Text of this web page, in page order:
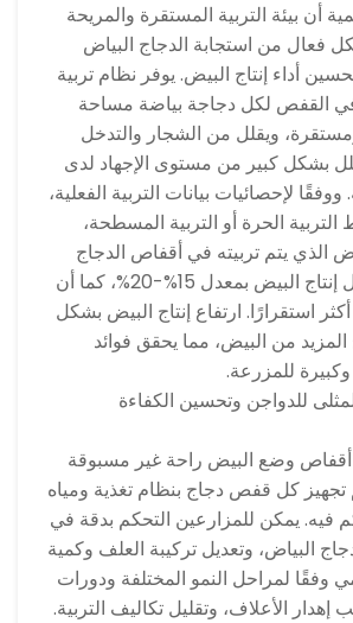
أن بيئة التربية المستقرة والمريحة
فعال من استجابة الدجاج البياض
أداء إنتاج البيض. يوفر نظام تربية
في القفص لكل دجاجة بياضة مساحة
ويقلل من الشجار والتدخل
بشكل كبير من مستوى الإجهاد لدى
لإحصائيات بيانات التربية الفعلية،
التربية الحرة أو التربية المسطحة،
الذي يتم تربيته في أقفاص الدجاج
البياض زيادة معدل إنتاج البيض بمعدل 15%-20%، كما أن
استقرارًا. ارتفاع إنتاج البيض بشكل
من البيض، مما يحقق فوائد
للمزرعة.
للدواجن وتحسين الكفاءة
أقفاص وضع البيض راحة غير مسبوقة
تجهيز كل قفص دجاج بنظام تغذية ومياه
يمكن للمزارعين التحكم بدقة في
البياض، وتعديل تركيبة العلف وكمية
وفقًا لمراحل النمو المختلفة ودورات
الأعلاف، وتقليل تكاليف التربية.